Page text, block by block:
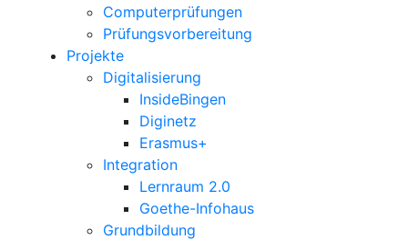
Computerprüfungen
Prüfungsvorbereitung
Projekte
Digitalisierung
InsideBingen
Diginetz
Erasmus+
Integration
Lernraum 2.0
Goethe-Infohaus
Grundbildung